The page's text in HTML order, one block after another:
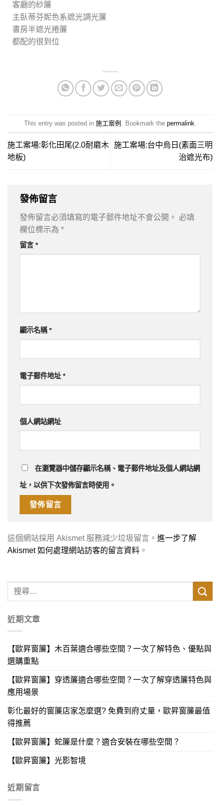
客廳的紗簾
主臥蒂芬妮色系遮光調光簾
書房半遮光捲簾
都配的很到位
This entry was posted in 施工案例 . Bookmark the permalink
施工案場:彰化田尾(2.0耐磨木
地板)
施工案場:台中烏日(素面三明
治遮光布)
發佈留言
發佈留言必須填寫的電子郵件地址不會公開。 必填
欄位標示為 *
留言*
顯示名稱*
電子郵件地址*
個人網站網址
在瀏覽器中儲存顯示名稱、電子郵件地址及個人網站網
址，以供下次發佈留言時使用。
這個網站採用 Akismet 服務減少垃圾留言。 進一步了解
Akismet 如何處理網站訪客的留言資料 。
近期文章
【歐昇窗簾】木百葉適合哪些空間？一次了解特色、優點與
選購重點
【歐昇窗簾】穿透簾適合哪些空間？一次了解穿透簾特色與
應用場景
彰化最好的窗簾店家怎麼選? 免費到府丈量，歐昇窗簾最值
得推薦
【歐昇窗簾】蛇簾是什麼？適合安裝在哪些空間？
【歐昇窗簾】光影智境
近期留言